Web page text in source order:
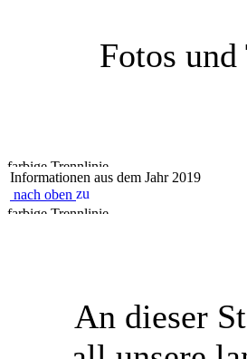
Fotos
Informationen aus dem Jahr 2019
nach oben
An dieser